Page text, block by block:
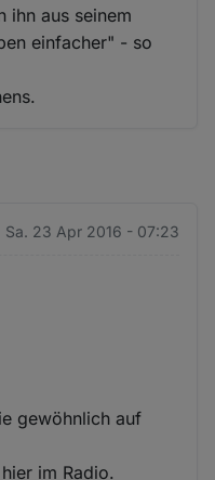
ihn aus seinem
einfacher" - so
Sa. 23 Apr 2016 - 07:23
gewöhnlich auf
im Radio.